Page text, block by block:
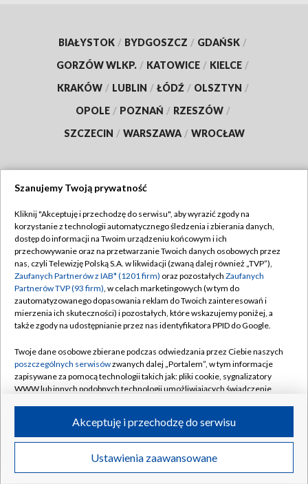
BIAŁYSTOK / BYDGOSZCZ / GDAŃSK /
GORZÓW WLKP. / KATOWICE / KIELCE /
KRAKÓW / LUBLIN / ŁÓDŹ / OLSZTYN /
OPOLE / POZNAŃ / RZESZÓW /
SZCZECIN / WARSZAWA / WROCŁAW
TVP
Abonament TVP
Emisja w TVP
Centrum informacji TVP
Naziemna Telewizja Cyfrowa
Rada Programowa
System NOS
Informacje o nadawcy
Program dla prasy
Ogłoszenie przetargowe
Regulamin TVP
Polityka prywatności
Moje zgody
Pomoc
Kontakt
Kanały
©2026 Telewizja Polska S.A. w likwidacji
Szanujemy Twoją prywatność
Kliknij "Akceptuję i przechodzę do serwisu", aby wyrazić zgody na
korzystanie z technologii automatycznego śledzenia i zbierania danych,
dostęp do informacji na Twoim urządzeniu końcowym i ich
przechowywanie oraz na przetwarzanie Twoich danych osobowych przez
nas, czyli Telewizję Polską S.A. w likwidacji (zwaną dalej również „TVP”),
Zaufanych Partnerów z IAB* (1201 firm) oraz pozostałych Zaufanych
Partnerów TVP (93 firm), w celach marketingowych (w tym do
zautomatyzowanego dopasowania reklam do Twoich zainteresowań i
mierzenia ich skuteczności) i pozostałych, które wskazujemy poniżej, a
także zgody na udostępnianie przez nas identyfikatora PPID do Google.
Twoje dane osobowe zbierane podczas odwiedzania przez Ciebie naszych
poszczególnych serwisówzwanych dalej „Portalem”, w tym informacje
zapisywane za pomocą technologii takich jak: pliki cookie, sygnalizatory
WWW lub innych podobnych technologii umożliwiających świadczenie
ruchu w Internecie.
Twoje dane osobowe zbierane podczas odwiedzania przez Ciebie
poszczególnych serwisówna Portalu, takie jak adresy IP, identyfikatory
Ustawienia zaawansowane
Akceptuję i przechodzę do serwisu